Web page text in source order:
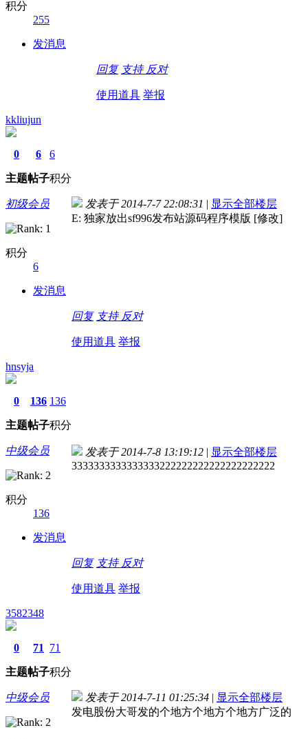
积分
255
发消息
回复 支持 反对
使用道具 举报
kkliujun
0
主题
6
帖子
6
积分
初级会员
积分
6
发消息
发表于 2014-7-7 22:08:31 | 显示全部楼层
E: 独家放出sf996发布站源码程序模版 [修改]
回复 支持 反对
使用道具 举报
hnsyja
0
主题
136
帖子
136
积分
中级会员
积分
136
发消息
发表于 2014-7-8 13:19:12 | 显示全部楼层
3333333333333333222222222222222222222
回复 支持 反对
使用道具 举报
3582348
0
主题
71
帖子
71
积分
中级会员 发表于 2014-7-11 01:25:34 | 显示全部楼层
发电股份大哥发的个地方个地方个地方广泛的